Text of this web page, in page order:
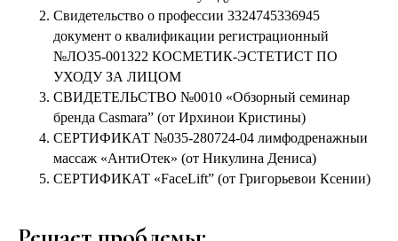
Свидетельство о профессии 3324745336945
документ о квалификации регистрационный
№ЛО35-001322 КОСМЕТИК-ЭСТЕТИСТ ПО
УХОДУ ЗА ЛИЦОМ
СВИДЕТЕЛЬСТВО №0010 «Обзорный семинар
бренда Casmara” (от Ирхинои Кристины)
СЕРТИФИКАТ №035-280724-04 лимфодренажныи
массаж «АнтиОтек» (от Никулина Дениса)
СЕРТИФИКАТ «FaceLift” (от Григорьевои Ксении)